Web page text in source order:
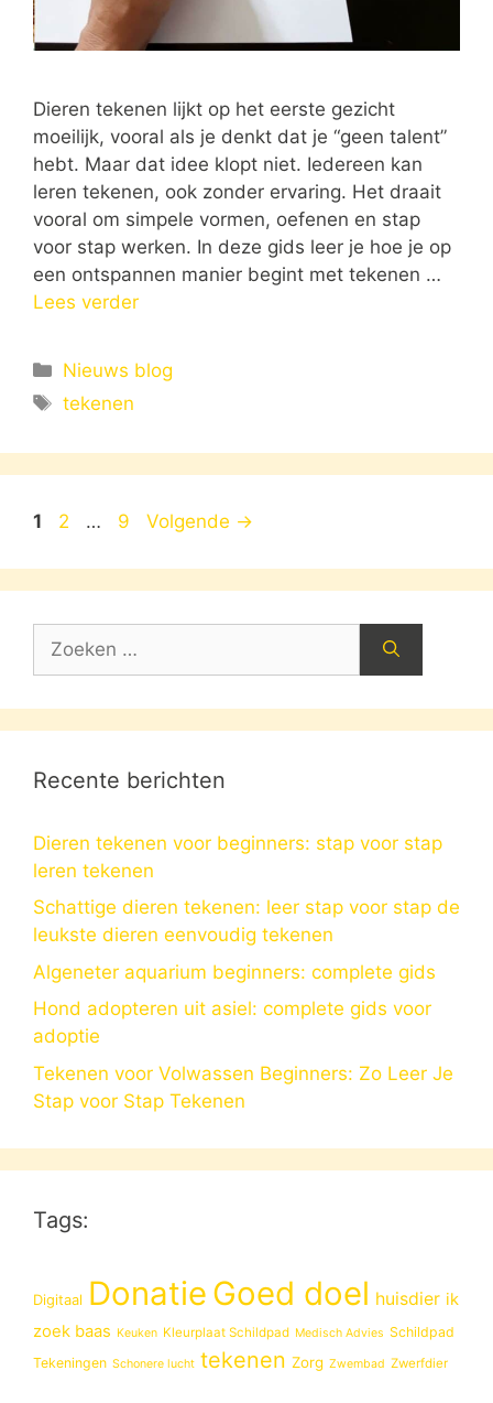
Dieren tekenen lijkt op het eerste gezicht
moeilijk, vooral als je denkt dat je “geen talent”
hebt. Maar dat idee klopt niet. Iedereen kan
leren tekenen, ook zonder ervaring. Het draait
vooral om simpele vormen, oefenen en stap
voor stap werken. In deze gids leer je hoe je op
een ontspannen manier begint met tekenen …
Lees verder
Categorieën
Nieuws blog
Tags
tekenen
Pagina
1 Pagina
2 … Pagina
9 Volgende →
naar:
Recente berichten
Dieren tekenen voor beginners: stap voor stap
leren tekenen
Schattige dieren tekenen: leer stap voor stap de
leukste dieren eenvoudig tekenen
Algeneter aquarium beginners: complete gids
Hond adopteren uit asiel: complete gids voor
adoptie
Tekenen voor Volwassen Beginners: Zo Leer Je
Stap voor Stap Tekenen
Tags:
Digitaal Donatie Goed doel huisdier ik
zoek baas Keuken Kleurplaat Schildpad Medisch Advies Schildpad
Tekeningen Schonere lucht tekenen Zorg Zwembad Zwerfdier